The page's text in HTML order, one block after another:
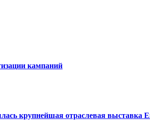
кампаний
крупнейшая отраслевая выставка